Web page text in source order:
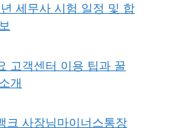
세무사 시험 일정 및 합
고객센터 이용 팁과 꿀
개
크 사장님마이너스통장